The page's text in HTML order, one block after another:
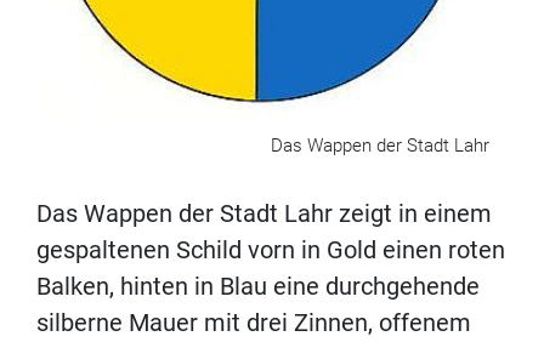
Das Wappen der Stadt Lahr
Das Wappen der Stadt Lahr zeigt in einem
gespaltenen Schild vorn in Gold einen roten
Balken, hinten in Blau eine durchgehende
silberne Mauer mit drei Zinnen, offenem